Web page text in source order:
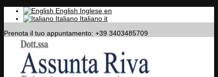
English Inglese en
Italiano Italiano it
Prenota il tuo appuntamento: +39 3403485709